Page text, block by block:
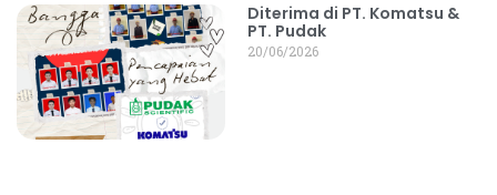
Diterima di PT. Komatsu &
PT. Pudak
20/06/2026